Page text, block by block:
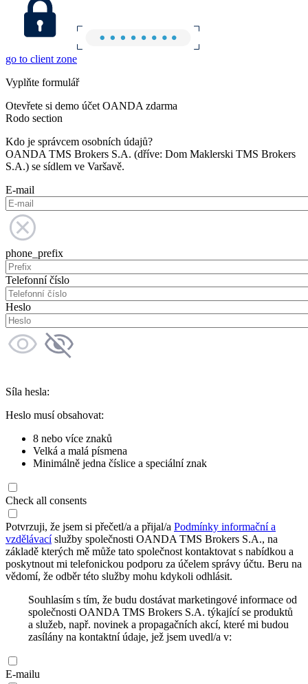
go to client zone
Vyplňte formulář
Otevřete si demo účet OANDA zdarma
Rodo section
Kdo je správcem osobních údajů?
OANDA TMS Brokers S.A. (dříve: Dom Maklerski TMS Brokers
S.A.) se sídlem ve Varšavě.
E-mail
phone_prefix
Telefonní číslo
Heslo
Síla hesla:
Heslo musí obsahovat:
8 nebo více znaků
Velká a malá písmena
Minimálně jedna číslice a speciální znak
Check all consents
Potvrzuji, že jsem si přečetl/a a přijal/a Podmínky informační a
vzdělávacíslužby společnosti OANDA TMS Brokers S.A., na
základě kterých mě může tato společnost kontaktovat s nabídkou a
poskytnout mi telefonickou podporu za účelem správy účtu. Beru na
vědomí, že odběr této služby mohu kdykoli odhlásit.
Souhlasím s tím, že budu dostávat marketingové informace od
společnosti OANDA TMS Brokers S.A. týkající se produktů
a služeb, např. novinek a propagačních akcí, které mi budou
zasílány na kontaktní údaje, jež jsem uvedl/a v:
E-mailu